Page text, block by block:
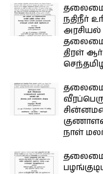
தலைமை
நதிநீர்
திரள்
தலைமை
நாள்
தலைமை